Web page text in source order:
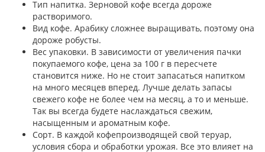
Тип напитка. Зерновой кофе всегда дороже
растворимого.
Вид кофе. Арабику сложнее выращивать, поэтому она
дороже робусты.
Вес упаковки. В зависимости от увеличения пачки
покупаемого кофе, цена за 100 г в пересчете
становится ниже. Но не стоит запасаться напитком
на много месяцев вперед. Лучше делать запасы
свежего кофе не более чем на месяц, а то и меньше.
Так вы всегда будете наслаждаться свежим,
насыщенным и ароматным кофе.
Сорт. В каждой кофепроизводящей свой теруар,
условия сбора и обработки урожая. Все это влияет на